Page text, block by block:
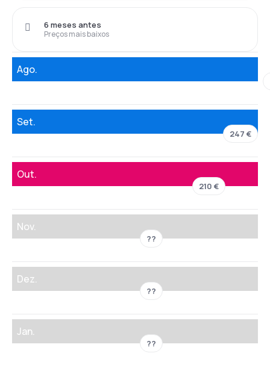
Preços mais baixos
6 meses antes
Ago.
Set.
247 €
Out.
210 €
Nov.
??
Dez.
??
Jan.
??